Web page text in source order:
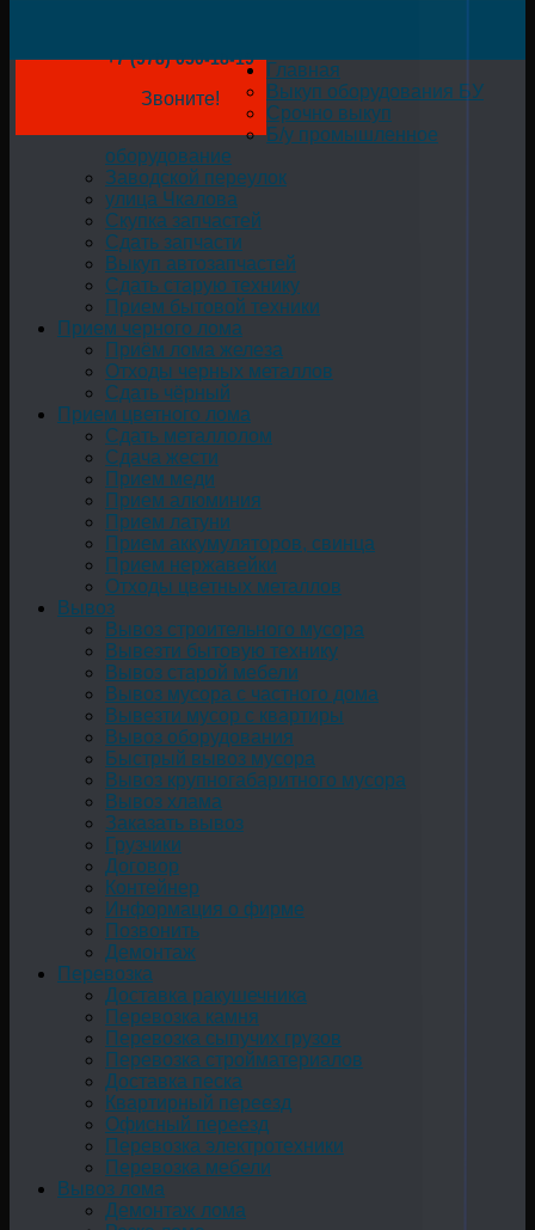
+7 (978) 050-18-19
Звоните!
Главная
Выкуп оборудования БУ
Срочно выкуп
Б/у промышленное
оборудование
Заводской переулок
улица Чкалова
Скупка запчастей
Сдать запчасти
Выкуп автозапчастей
Сдать старую технику
Прием бытовой техники
Прием черного лома
Приём лома железа
Отходы черных металлов
Сдать чёрный
Прием цветного лома
Сдать металлолом
Сдача жести
Прием меди
Прием алюминия
Прием латуни
Прием аккумуляторов, свинца
Прием нержавейки
Отходы цветных металлов
Вывоз
Вывоз строительного мусора
Вывезти бытовую технику
Вывоз старой мебели
Вывоз мусора с частного дома
Вывезти мусор с квартиры
Вывоз оборудования
Быстрый вывоз мусора
Вывоз крупногабаритного мусора
Вывоз хлама
Заказать вывоз
Грузчики
Договор
Контейнер
Информация о фирме
Позвонить
Демонтаж
Перевозка
Доставка ракушечника
Перевозка камня
Перевозка сыпучих грузов
Перевозка стройматериалов
Доставка песка
Квартирный переезд
Офисный переезд
Перевозка электротехники
Перевозка мебели
Вывоз лома
Демонтаж лома